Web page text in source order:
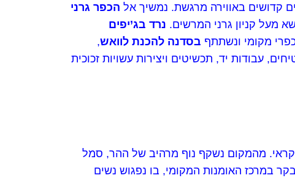
קדושים באווירה מרגשת. נמשיך אל הכפר גרני
נרד בג’יפים
מקומי ונשתתף בסדנה להכנת לוואש,
עבודות יד, תכשיטים ויצירות עשויות זכוכית
מהמקום נשקף נוף מרהיב של ההר, סמל
במרכז האומנות המקומי, בו נפגוש נשים